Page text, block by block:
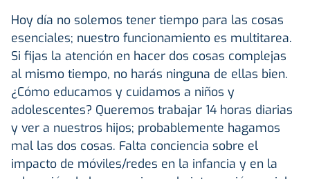
Hoy día no solemos tener tiempo para las cosas
esenciales; nuestro funcionamiento es multitarea.
Si fijas la atención en hacer dos cosas complejas
al mismo tiempo, no harás ninguna de ellas bien.
¿Cómo educamos y cuidamos a niños y
adolescentes? Queremos trabajar 14 horas diarias
y ver a nuestros hijos; probablemente hagamos
mal las dos cosas. Falta conciencia sobre el
impacto de móviles/redes en la infancia y en la